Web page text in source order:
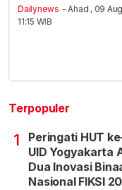
Dailynews - Ahad , 09
11:15 WIB
Terpopuler
1
Peringati HUT
UID Yogyakarta
Dua Inovasi
Nasional FIKSI